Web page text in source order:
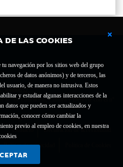
DE LAS COOKIES
navegación por los sitios web del grupo
de datos anónimos) y de terceros, las
usuario, de manera no intrusiva. Estos
y estudiar algunas interacciones de la
datos que pueden ser actualizados y
conocer cómo cambiar la
previo al empleo de cookies, en nuestra
Mº de Educación, Cultura y Deporte con el nº
Zaragoza.
Contacto
Declaración de accesibilidad
Política de privacidad